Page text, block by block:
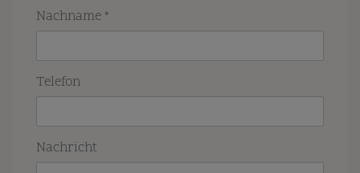
Nachname
Telefon
Nachricht